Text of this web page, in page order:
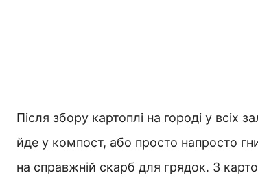
Після збору картоплі на городі у
йде у компост, або просто напросто
на справжній скарб для грядок. З